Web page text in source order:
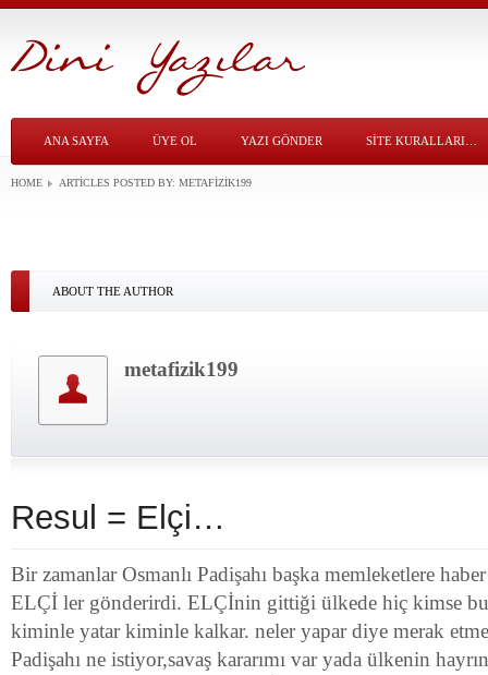
ANA SAYFA ÜYE OL YAZI GÖNDER SITE KURALLARI…
HOME ARTICLES POSTED BY: METAFIZIK199
ABOUT THE AUTHOR
metafizik199
Resul = Elçi…
Bir zamanlar Osmanlı Padişahı başka memleketlere
ELÇİ ler gönderirdi. ELÇİnin gittiği ülkede hiç kimse
kiminle yatar kiminle kalkar. neler yapar diye merak
Padişahı ne istiyor,savaş kararımı var yada ülkenin